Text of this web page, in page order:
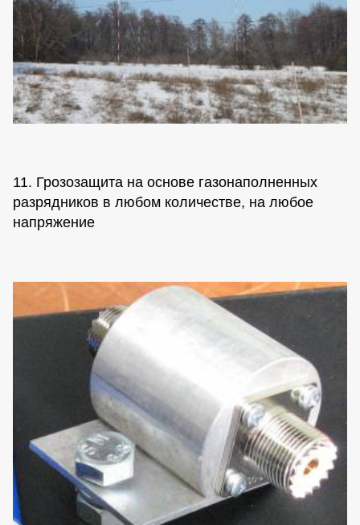
11. Грозозащита на основе газонаполненных
разрядников в любом количестве, на любое
напряжение